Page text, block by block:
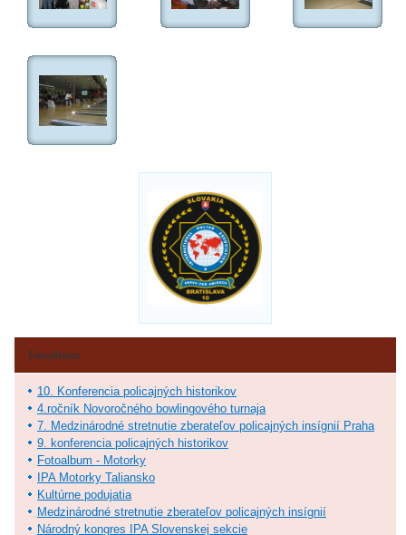
Fotoalbum
10. Konferencia policajných historikov
4.ročník Novoročného bowlingového turnaja
7. Medzinárodné stretnutie zberateľov policajných insígnií Praha
9. konferencia policajných historikov
Fotoalbum - Motorky
IPA Motorky Taliansko
Kultúrne podujatia
Medzinárodné stretnutie zberateľov policajných insígnií
Národný kongres IPA Slovenskej sekcie